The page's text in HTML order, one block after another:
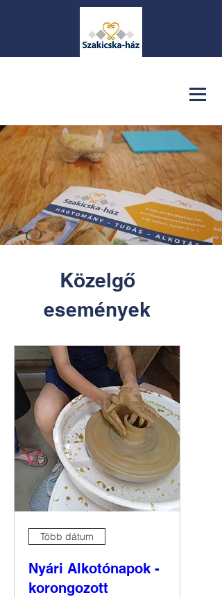
Közelgő
események
Több dátum
Nyári Alkotónapok -
korongozott